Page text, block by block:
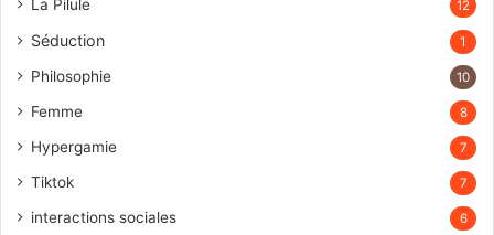
La Pilule 12
Séduction 1
Philosophie 10
Femme 8
Hypergamie 7
Tiktok 7
interactions sociales 6